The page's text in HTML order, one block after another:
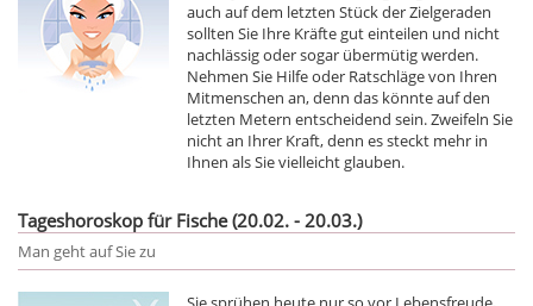
auch auf dem letzten Stück der Zielgeraden
sollten Sie Ihre Kräfte gut einteilen und nicht
nachlässig oder sogar übermütig werden.
Nehmen Sie Hilfe oder Ratschläge von Ihren
Mitmenschen an, denn das könnte auf den
letzten Metern entscheidend sein. Zweifeln Sie
nicht an Ihrer Kraft, denn es steckt mehr in
Ihnen als Sie vielleicht glauben.
Tageshoroskop für Fische (20.02. - 20.03.)
Man geht auf Sie zu